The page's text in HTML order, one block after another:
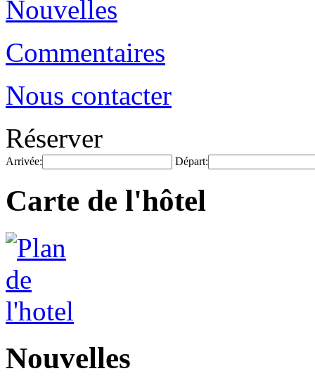
Nouvelles
Commentaires
Nous contacter
Réserver
Arrivée: Départ:
Carte de l'hôtel
Nouvelles